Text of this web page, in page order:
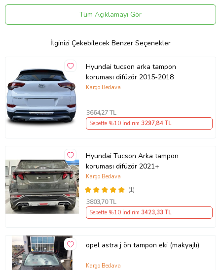
· Plastik malzemeden üretilmiştir. Esnektir.
2.5 mm ve üzeri malzemeden üretilmiştir. 1mm malzemelerle
karıştırmayınız
· Ürün boyasız / astarsız olarak gönderilecek. Boya ve Montaj için
lütfen fiyat alınız.
sorunlara karşı “2 Yıl Garantilidir.”
· Aracınızın ölçülerine uygundur ancak montaj sırasında işçilik
isteyen uygulama gerektirebilir.
· Montajını uzman ekibimiz tarafından yapabileceğiniz gibi daha
önceden marşpiyel uygulaması yapmış kişi ve/veya firmalar
tarafından yapılması tavsiye edilir.
Ürün Kodu:kcm98763792
Tüm Açıklamayı Gör
İlginizi Çekebilecek Benzer Seçenekler
Hyundai tucson arka tampon
koruması difüzör 2015-2018
Kargo Bedava
3664,27 TL
Sepette %10 İndirim 3297,84 TL
Hyundai Tucson Arka tampon
koruması difüzör 2021+
(1)
Kargo Bedava
3803,70 TL
Sepette %10 İndirim 3423,33 TL
opel astra j ön tampon eki (makyajlı)
Kargo Bedava